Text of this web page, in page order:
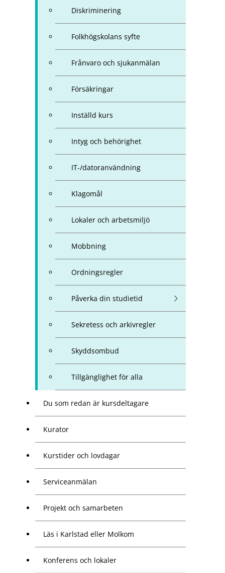
Diskriminering
Folkhögskolans syfte
Frånvaro och sjukanmälan
Försäkringar
Inställd kurs
Intyg och behörighet
IT-/datoranvändning
Klagomål
Lokaler och arbetsmiljö
Mobbning
Ordningsregler
Påverka din studietid
Sekretess och arkivregler
Skyddsombud
Tillgänglighet för alla
Du som redan är kursdeltagare
Kurator
Kurstider och lovdagar
Serviceanmälan
Projekt och samarbeten
Läs i Karlstad eller Molkom
Konferens och lokaler